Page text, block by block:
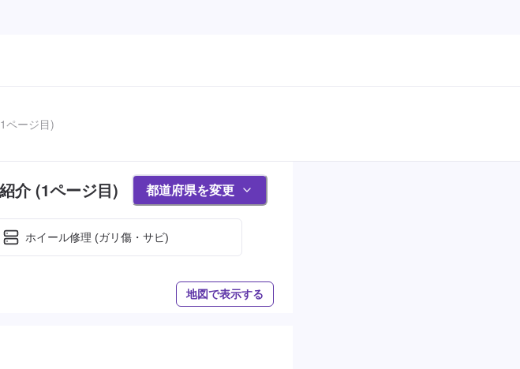
ページ目)
介 (1ページ目) 都道府県を変更
ホイール修理 (ガリ傷・サビ)
地図で表示する